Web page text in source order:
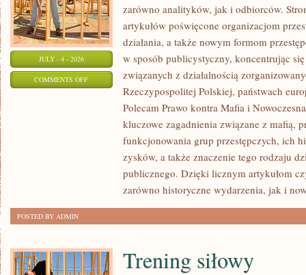
JULY - 4 - 2026
COMMENTS OFFON
TAJEMNICE
NIEWYJAŚNIONE
zarówno analityków, jak i odbiorców.
artykułów poświęcone organizacjom
działania, a także nowym formom
w sposób publicystyczny, koncentrując
związanych z działalnością
Rzeczypospolitej Polskiej, państwach
Polecam Prawo kontra Mafia i
kluczowe zagadnienia związane z mafią,
funkcjonowania grup przestępczych, ich
zysków, a także znaczenie tego rodzaju
publicznego. Dzięki licznym artykułom
zarówno historyczne wydarzenia, jak i
POSTED BY ADMIN
Trening siłowy